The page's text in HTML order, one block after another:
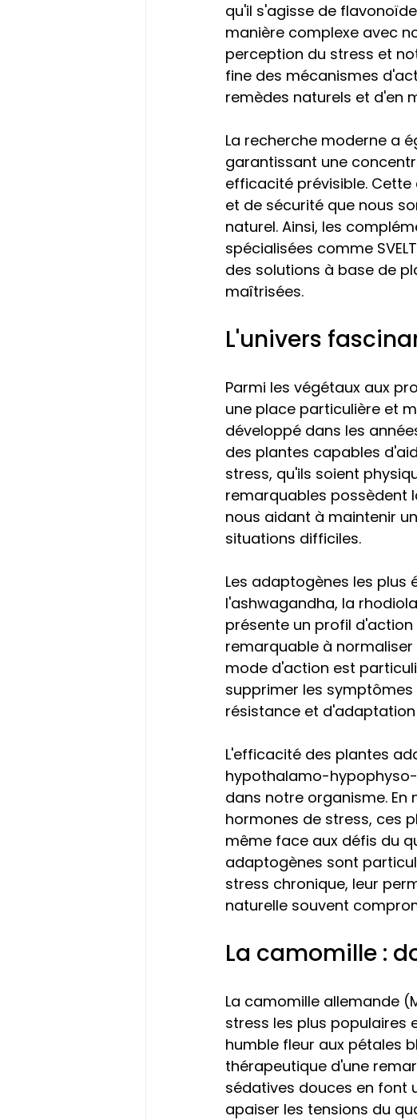
qu'il s'agisse de
manière complexe avec
perception du stress et
fine des mécanismes
remèdes naturels et d'en
La recherche moderne a
garantissant une
efficacité prévisible.
et de sécurité que nous
naturel. Ainsi, les
spécialisées comme
des solutions à base de
maîtrisées.
L'univers
Parmi les végétaux aux
une place particulière et
développé dans les
des plantes capables
stress, qu'ils soient
remarquables possèdent
nous aidant à maintenir
situations difficiles.
Les adaptogènes les plus
l'ashwagandha, la
présente un profil
remarquable à
mode d'action est
supprimer les
résistance et
L'efficacité des plantes
hypothalamo-
dans notre organisme.
hormones de stress, ces
même face aux défis du
adaptogènes sont
stress chronique, leur
naturelle souvent
La camomille :
La camomille allemande
stress les plus populaires
humble fleur aux pétales
thérapeutique d'une
sédatives douces en font
apaiser les tensions du